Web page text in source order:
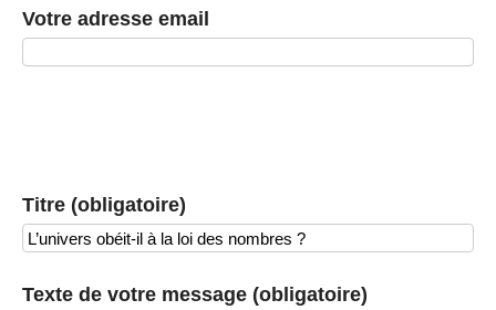
Votre adresse email
Titre (obligatoire)
Texte de votre message (obligatoire)